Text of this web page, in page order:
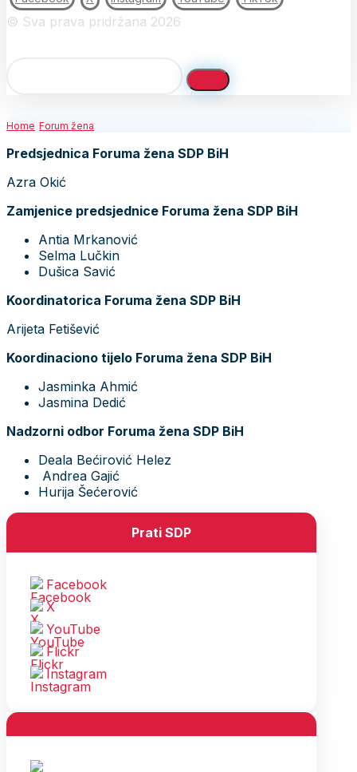
© Sva prava pridržana 2026
Home Forum žena
Predsjednica Foruma žena SDP BiH
Azra Okić
Zamjenice predsjednice Foruma žena SDP BiH
Antia Mrkanović
Selma Lučkin
Dušica Savić
Koordinatorica Foruma žena SDP BiH
Arijeta Fetišević
Koordinaciono tijelo Foruma žena SDP BiH
Jasminka Ahmić
Jasmina Dedić
Nadzorni odbor Foruma žena SDP BiH
Deala Bećirović Helez
Andrea Gajić
Hurija Šećerović
Prati SDP
Facebook
X
YouTube
Flickr
Instagram